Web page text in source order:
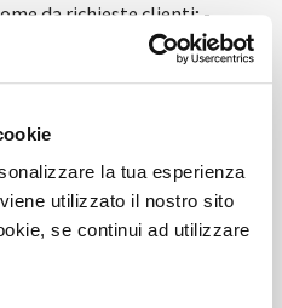
la tua esperienza
utilizzato il nostro sito
se continui ad utilizzare
da richieste clienti; -
ad elevata precisione per
su richeista e per la
così riassumibili: - Ridurre
di prototipi rendendoli
di vista realizzativo. -
la stampa 3D, una